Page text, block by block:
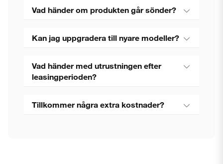
Vad händer om produkten går sönder?
Kan jag uppgradera till nyare modeller?
Vad händer med utrustningen efter
leasingperioden?
Tillkommer några extra kostnader?